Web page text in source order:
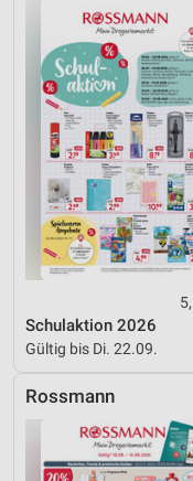
Schulaktion 2026
Gültig bis Di. 22.09.
Rossmann
Performance
Funktional
Werbung